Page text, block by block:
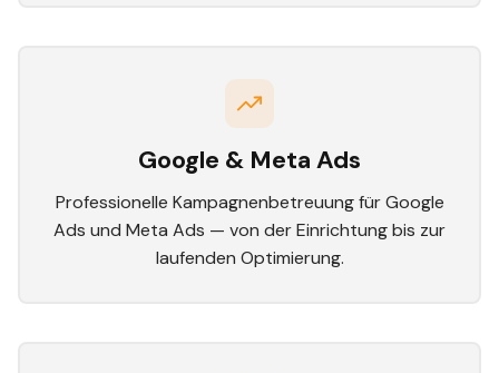
Google & Meta Ads
Professionelle Kampagnenbetreuung für Google
Ads und Meta Ads — von der Einrichtung bis zur
laufenden Optimierung.